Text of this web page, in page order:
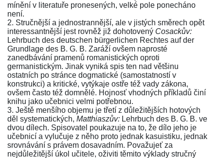
mínění v literatuře pronesených, velké pole ponecháno
není.
2. Stručnější a jednostrannější, ale v jistých směrech opět
interessantnější jest rovněž již dohotovený Cosackův:
Lehrbuch des deutschen bürgerlichen Rechtes auf der
Grundlage des B. G. B. Zaráží ovšem naprosté
zanedbávání pramenů romanistických oproti
germanistickým. Jinak vyniká spis ten nad většinu
ostatních po stránce dogmatické (samostatností v
konstrukci) a kritické, vytýkaje ostře též vady zákona,
ovšem často též domnělé. Hojnosť vhodných příkladů činí
knihu jako učebnici velmi potřebnou.
3. Ještě menšího objemu je třetí z důležitějších hotových
děl systematických, Matthiaszův: Lehrbuch des B. G. B. ve
dvou dílech. Spisovatel poukazuje na to, že dílo jeho je
učebnicí a vylučuje z něho proto jednak kasuistiku, jednak
srovnávání s právem dosavadním. Považujeť za
nejdůležitější úkol učitele, oživiti těmito výklady stručný